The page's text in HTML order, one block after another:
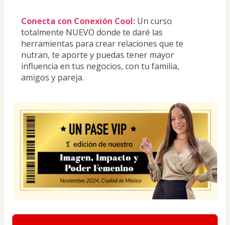
Conecta con Conexión Cool: Un curso
totalmente NUEVO donde te daré las
herramientas para crear relaciones que te
nutran, te aporte y puedas tener mayor
influencia en tus negocios, con tu familia,
amigos y pareja.